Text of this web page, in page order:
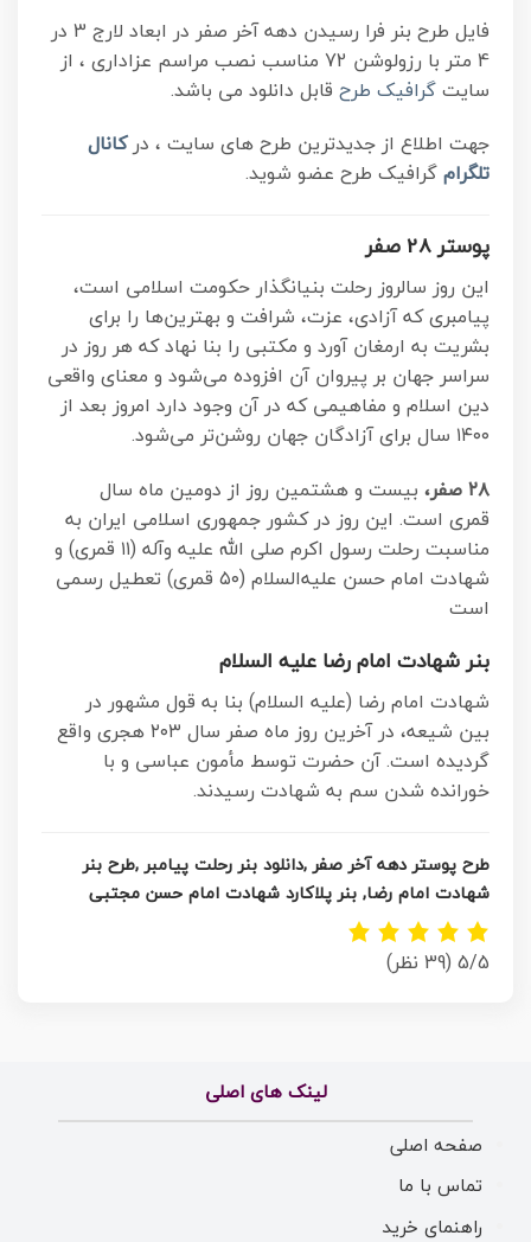
فایل طرح بنر فرا رسیدن دهه آخر صفر در ابعاد لارج 3 در
4 متر با رزولوشن 72 مناسب نصب مراسم عزاداری ، از
سایت گرافیک طرح قابل دانلود می باشد.
جهت اطلاع از جدیدترین طرح های سایت ، درکانال
تلگرام گرافیک طرح عضو شوید.
پوستر 28 صفر
این روز سالروز رحلت بنیانگذار حکومت اسلامی است،
پیامبری که آزادی، عزت، شرافت و بهترین‌ها را برای
بشریت به ارمغان آورد و مکتبی را بنا نهاد که هر روز در
سراسر جهان بر پیروان آن افزوده می‌شود و معنای واقعی
دین اسلام و مفاهیمی که در آن وجود دارد امروز بعد از
۱۴۰۰ سال برای آزادگان جهان روشن‌تر می‌شود.
۲۸ صفر،
بیست و هشتمین روز از دومین ماه سال
قمری است. این روز در کشور جمهوری اسلامی ایران به
مناسبت رحلت رسول اکرم صلی الله علیه وآله (۱۱ قمری) و
شهادت امام حسن علیه‌السلام (۵۰ قمری) تعطیل رسمی
است
بنر شهادت امام رضا علیه السلام
شهادت امام رضا (علیه السلام) بنا به قول مشهور در
بین شیعه، در آخرین روز ماه صفر سال ۲۰۳ هجری واقع
گردیده است. آن حضرت توسط مأمون عباسی و با
خورانده شدن سم به شهادت رسیدند.
طرح پوستر دهه آخر صفر ,دانلود بنر رحلت پیامبر ,طرح بنر
شهادت امام رضا, بنر پلاکارد شهادت امام حسن مجتبی
5/5 (39 نظر)
لینک های اصلی
صفحه اصلی
تماس با ما
راهنمای خرید